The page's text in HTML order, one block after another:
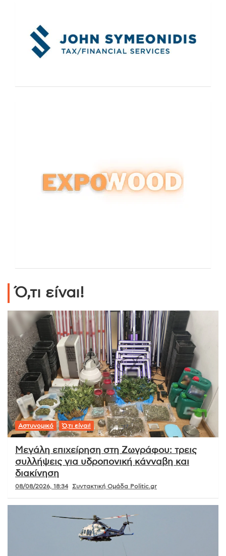
Ό,τι είναι!
Αστυνομικό Ό,τι είναι!
Μεγάλη επιχείρηση στη Ζωγράφου: τρεις
συλλήψεις για υδροπονική κάνναβη και
διακίνηση
08/08/2026, 18:34 Συντακτική Ομάδα Politic.gr